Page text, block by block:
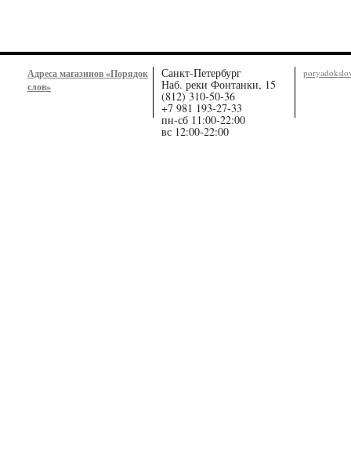
Адреса магазинов «Порядок
слов»
Санкт-Петербург
Наб. реки Фонтанки, 15
(812) 310-50-36
+7 981 193-27-33
пн-сб 11:00-22:00
вс 12:00-22:00